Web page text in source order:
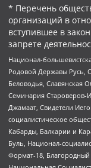
* Перечень
организаций в
вступившее в
запрете
Национал-
Родовой Державы Русь,
Беловодья, Славянская
Семинария Староверов-
Джамаат, Свидетели
социалистическое
Кабарды, Балкарии и
Буль, Национал-
Формат-18,